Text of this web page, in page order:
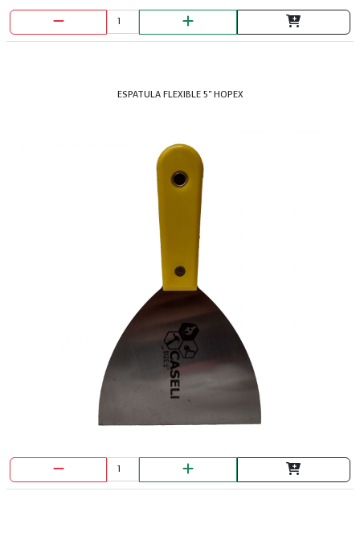
ESPATULA FLEXIBLE 5" HOPEX